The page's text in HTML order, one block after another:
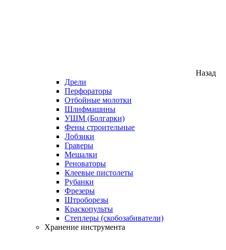
Назад
Дрели
Перфораторы
Отбойные молотки
Шлифмашины
УШМ (Болгарки)
Фены строительные
Лобзики
Граверы
Мешалки
Реноваторы
Клеевые пистолеты
Рубанки
Фрезеры
Штроборезы
Краскопульты
Степлеры (скобозабиватели)
Хранение инструмента